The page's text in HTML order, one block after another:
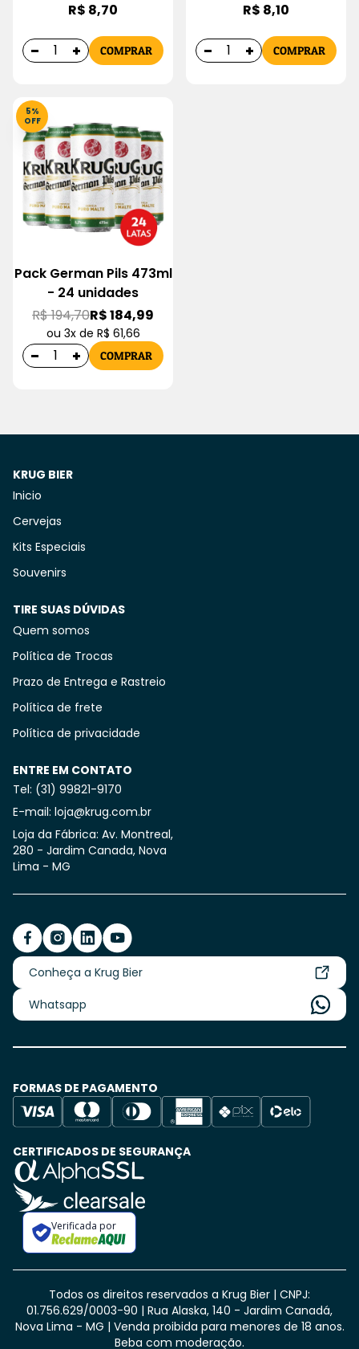
R$ 8,70
COMPRAR
R$ 8,10
COMPRAR
5%
OFF
Pack German Pils 473ml
- 24 unidades
R$ 194,70R$ 184,99
ou 3x de R$ 61,66
COMPRAR
KRUG BIER
Inicio
Cervejas
Kits Especiais
Souvenirs
TIRE SUAS DÚVIDAS
Quem somos
Política de Trocas
Prazo de Entrega e Rastreio
Política de frete
Política de privacidade
ENTRE EM CONTATO
Tel: (31) 99821-9170
E-mail: loja@krug.com.br
Loja da Fábrica: Av. Montreal,
280 - Jardim Canada, Nova
Lima - MG
Conheça a Krug Bier
Whatsapp
FORMAS DE PAGAMENTO
CERTIFICADOS DE SEGURANÇA
Verificada por
Todos os direitos reservados a Krug Bier | CNPJ:
01.756.629/0003-90 | Rua Alaska, 140 - Jardim Canadá,
Nova Lima - MG | Venda proibida para menores de 18 anos.
Beba com moderação.